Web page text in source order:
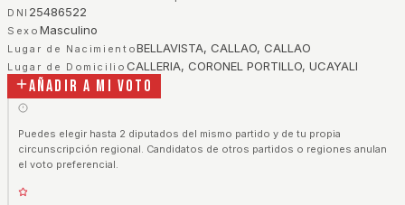
DNI 25486522
Sexo Masculino
Lugar de NacimientoBELLAVISTA, CALLAO, CALLAO
Lugar de Domicilio CALLERIA, CORONEL PORTILLO, UCAYALI
Añadir a mi voto
Puedes elegir hasta 2 diputados del mismo partido y de tu propia
circunscripción regional. Candidatos de otros partidos o regiones anulan
el voto preferencial.